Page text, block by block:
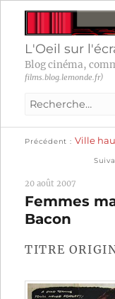
L'Oeil sur
Blog cinéma,
films.blog.lemonde.fr)
Recherche
:
l’article
Précédent Ville
20 août 2007
Femmes
Bacon
TITRE